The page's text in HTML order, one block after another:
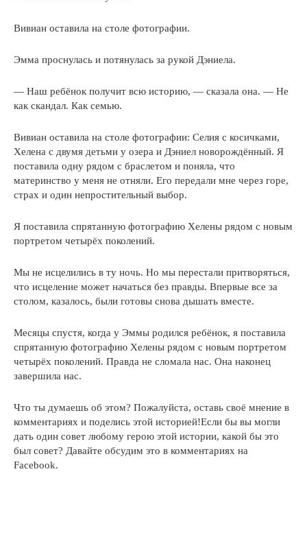
Вивиан оставила на столе фотографии.
Эмма проснулась и потянулась за рукой Дэниела.
— Наш ребёнок получит всю историю, — сказала она. — Не
как скандал. Как семью.
Вивиан оставила на столе фотографии: Селия с косичками,
Хелена с двумя детьми у озера и Дэниел новорождённый. Я
поставила одну рядом с браслетом и поняла, что
материнство у меня не отняли. Его передали мне через горе,
страх и один непростительный выбор.
Я поставила спрятанную фотографию Хелены рядом с новым
портретом четырёх поколений.
Мы не исцелились в ту ночь. Но мы перестали притворяться,
что исцеление может начаться без правды. Впервые все за
столом, казалось, были готовы снова дышать вместе.
Месяцы спустя, когда у Эммы родился ребёнок, я поставила
спрятанную фотографию Хелены рядом с новым портретом
четырёх поколений. Правда не сломала нас. Она наконец
завершила нас.
Что ты думаешь об этом? Пожалуйста, оставь своё мнение в
комментариях и поделись этой историей!Если бы вы могли
дать один совет любому герою этой истории, какой бы это
был совет? Давайте обсудим это в комментариях на
Facebook.